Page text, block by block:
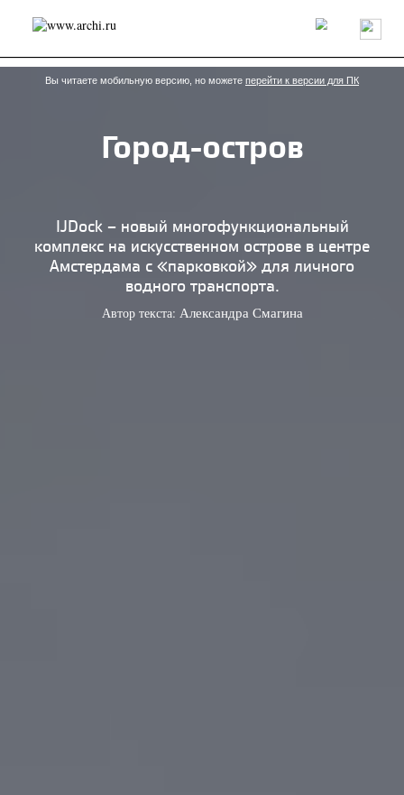
Россия Мир Технологии Интерьер Пресса
Архитекторы
Проекты
Конкурсы События Книги Вакансии
Анонсы конкурсов
Блог
Интервью Исследование
Дизайн
Иностранцы в России
Интерьер
Книги
Наследие Образование
Урбанистика
Вы читаете мобильную версию, но можете перейти к версии для ПК
Город-остров
IJDock – новый многофункциональный
комплекс на искусственном острове в центре
Амстердама с «парковкой» для личного
водного транспорта.
Автор текста: Александра Смагина